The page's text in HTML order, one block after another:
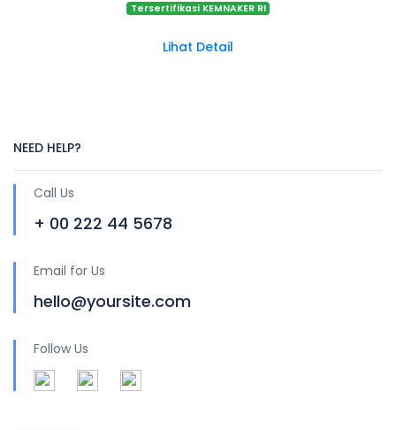
Tersertifikasi KEMNAKER RI
Lihat Detail
NEED HELP?
Call Us
+ 00 222 44 5678
Email for Us
hello@yoursite.com
Follow Us